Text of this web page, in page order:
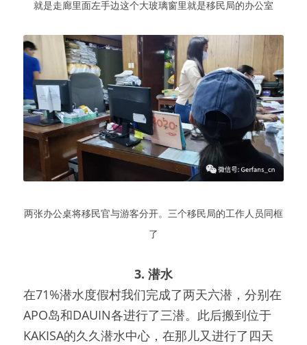
就是走廊里面左手边这个大玻璃窗里就是移民局的办公室
两张办公桌将移民官与游客分开。三个移民局的工作人员同框
了
3. 潜水
在71%潜水度假村我们完成了两天六潜，分别在
APO岛和DAUIN各进行了三潜。 此后搬到位于
KAKISA的久久潜水中心，在那儿又进行了四天